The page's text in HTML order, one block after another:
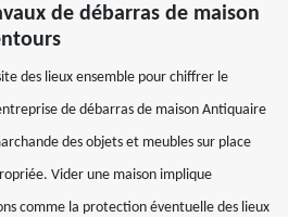
de débarras de maison
des lieux ensemble pour chiffrer le
de débarras de maison Antiquaire
des objets et meubles sur place
Vider une maison implique
comme la protection éventuelle des lieux